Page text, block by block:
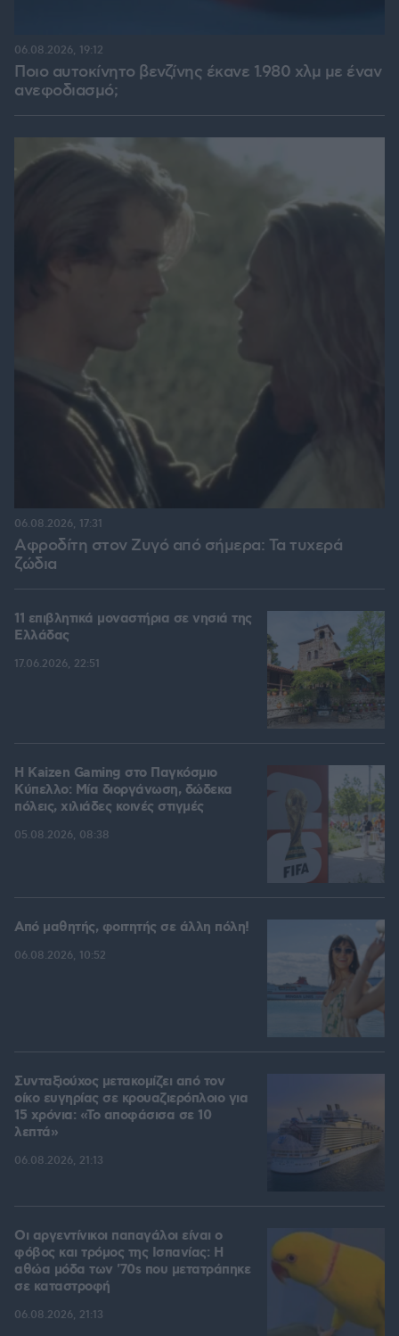
Ποιο αυτοκίνητο βενζίνης έκανε 1.980 χλμ με έναν
ανεφοδιασμό;
06.08.2026, 19:12
Αφροδίτη στον Ζυγό από σήμερα: Τα τυχερά
ζώδια
06.08.2026, 17:31
11 επιβλητικά μοναστήρια σε νησιά της
Ελλάδας
17.06.2026, 22:51
H Kaizen Gaming στο Παγκόσμιο
Kύπελλο: Μία διοργάνωση, δώδεκα
πόλεις, χιλιάδες κοινές στιγμές
05.08.2026, 08:38
Από μαθητής, φοιτητής σε άλλη πόλη!
06.08.2026, 10:52
Συνταξιούχος μετακομίζει από τον
οίκο ευγηρίας σε κρουαζιερόπλοιο για
15 χρόνια: «Το αποφάσισα σε 10
λεπτά»
06.08.2026, 21:13
Οι αργεντίνικοι παπαγάλοι είναι ο
φόβος και τρόμος της Ισπανίας: Η
αθώα μόδα των '70s που μετατράπηκε
σε καταστροφή
06.08.2026, 21:13